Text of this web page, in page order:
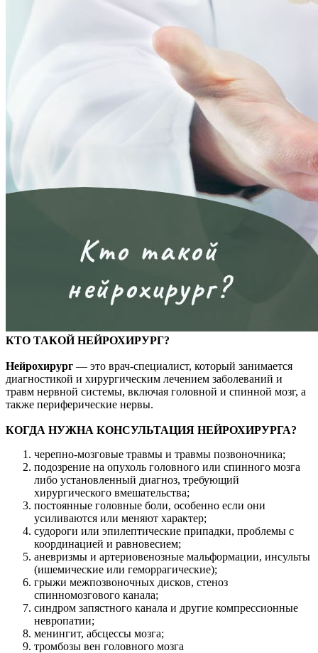
КТО ТАКОЙ НЕЙРОХИРУРГ?
Нейрохирург — это врач-специалист, который занимается
диагностикой и хирургическим лечением заболеваний и
травм нервной системы, включая головной и спинной мозг, а
также периферические нервы.
КОГДА НУЖНА КОНСУЛЬТАЦИЯ НЕЙРОХИРУРГА?
черепно-мозговые травмы и травмы позвоночника;
подозрение на опухоль головного или спинного мозга
либо установленный диагноз, требующий
хирургического вмешательства;
постоянные головные боли, особенно если они
усиливаются или меняют характер;
судороги или эпилептические припадки, проблемы с
координацией и равновесием;
аневризмы и артериовенозные мальформации, инсульты
(ишемические или геморрагические);
грыжи межпозвоночных дисков, стеноз
спинномозгового канала;
синдром запястного канала и другие компрессионные
невропатии;
менингит, абсцессы мозга;
тромбозы вен головного мозга